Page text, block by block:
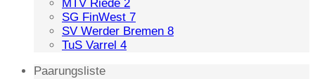
MTV Riede 2
SG FinWest 7
SV Werder Bremen 8
TuS Varrel 4
Paarungsliste